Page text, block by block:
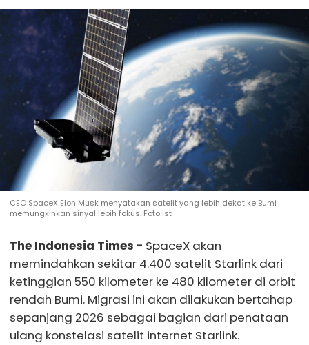
CEO SpaceX Elon Musk menyatakan satelit yang lebih dekat ke Bumi
memungkinkan sinyal lebih fokus. Foto ist
The Indonesia Times - SpaceX akan
memindahkan sekitar 4.400 satelit Starlink dari
ketinggian 550 kilometer ke 480 kilometer di orbit
rendah Bumi. Migrasi ini akan dilakukan bertahap
sepanjang 2026 sebagai bagian dari penataan
ulang konstelasi satelit internet Starlink.